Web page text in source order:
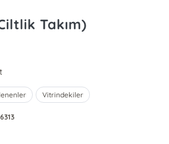
Takım)
Vitrindekiler